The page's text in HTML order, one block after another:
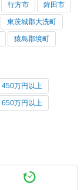
行方市 鉾田市
東茨城郡大洗町
猿島郡境町
450万円以上
650万円以上